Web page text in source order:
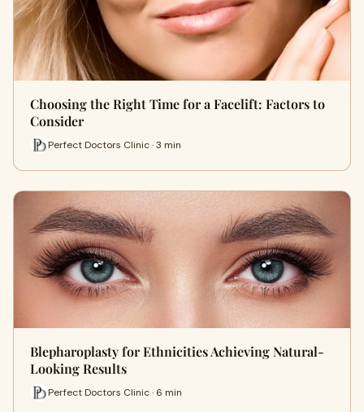
Choosing the Right Time for a Facelift: Factors to
Consider
Perfect Doctors Clinic · 3 min
Blepharoplasty for Ethnicities Achieving Natural-
Looking Results
Perfect Doctors Clinic · 6 min